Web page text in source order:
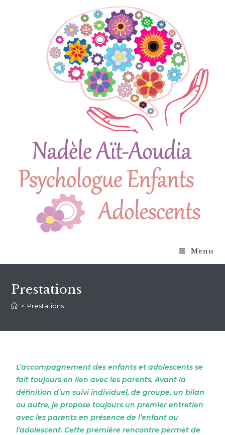
Menu
Prestations
> Prestations
L’accompagnement des enfants et adolescents se
fait toujours en lien avec les parents. Avant la
définition d’un suivi individuel, de groupe, un bilan
ou autre, je propose toujours un premier entretien
avec les parents en présence de l’enfant ou
l’adolescent. Cette première rencontre permet de